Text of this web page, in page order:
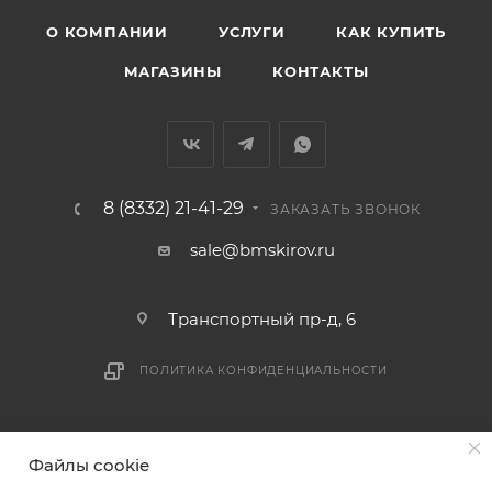
Доставка заказов по России не осуществляется.
О КОМПАНИИ УСЛУГИ КАК КУПИТЬ
МАГАЗИНЫ КОНТАКТЫ
8 (8332) 21-41-29 ЗАКАЗАТЬ ЗВОНОК
sale@bmskirov.ru
Транспортный пр-д, 6
ПОЛИТИКА КОНФИДЕНЦИАЛЬНОСТИ
Файлы cookie